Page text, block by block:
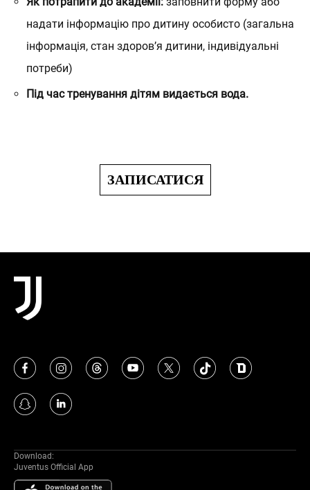
надати інформацію про дитину особисто (загальна
інформація, стан здоров’я дитини, індивідуальні
потреби)
Під час тренування дітям видається вода.
ЗАПИСАТИСЯ
Download:
Juventus Official App